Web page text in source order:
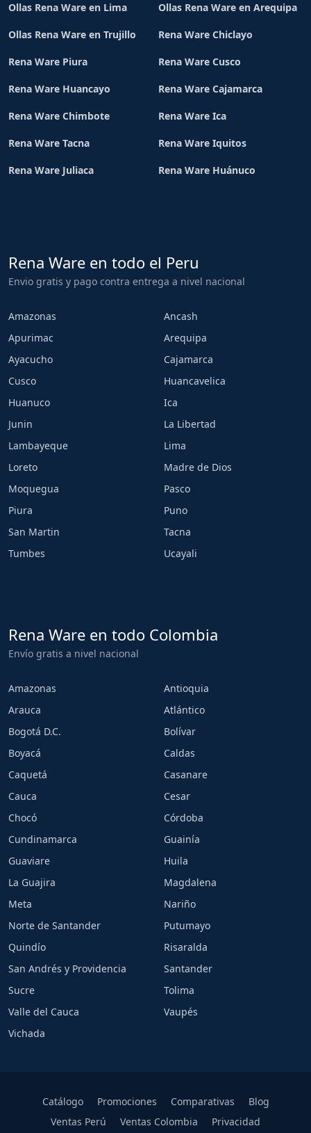
Ollas Rena Ware en Lima Ollas Rena Ware en Arequipa
Ollas Rena Ware en Trujillo Rena Ware Chiclayo
Rena Ware Piura Rena Ware Cusco
Rena Ware Huancayo Rena Ware Cajamarca
Rena Ware Chimbote Rena Ware Ica
Rena Ware Tacna Rena Ware Iquitos
Rena Ware Juliaca Rena Ware Huánuco
Rena Ware en todo el Peru
Envio gratis y pago contra entrega a nivel nacional
Amazonas
Ancash
Apurimac
Arequipa
Ayacucho
Cajamarca
Cusco
Huancavelica
Huanuco
Ica
Junin
La Libertad
Lambayeque
Lima
Loreto
Madre de Dios
Moquegua
Pasco
Piura
Puno
San Martin
Tacna
Tumbes
Ucayali
Rena Ware en todo Colombia
Envío gratis a nivel nacional
Amazonas
Antioquia
Arauca
Atlántico
Bogotá D.C.
Bolívar
Boyacá
Caldas
Caquetá
Casanare
Cauca
Cesar
Chocó
Córdoba
Cundinamarca
Guainía
Guaviare
Huila
La Guajira
Magdalena
Meta
Nariño
Norte de Santander
Putumayo
Quindío
Risaralda
San Andrés y Providencia
Santander
Sucre
Tolima
Valle del Cauca
Vaupés
Vichada
Catálogo Promociones Comparativas
Blog
Ventas Perú
Ventas Colombia Privacidad